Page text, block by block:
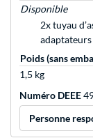
Disponible
2x tuyau
Poids (sans
1,5 kg
Numéro DEEE
Personne